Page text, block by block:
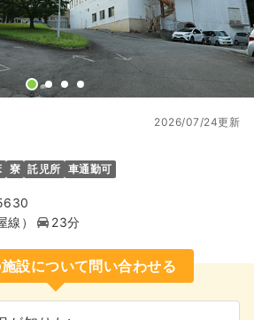
2026/07/24更新
寮 託児所 車通勤可
）
23分
設について問い合わせる